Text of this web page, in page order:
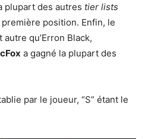
plupart des autres tier lists
position. Enfin, le
qu’Erron Black,
a gagné la plupart des
par le joueur, “S” étant le